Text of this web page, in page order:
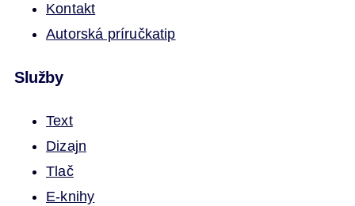
Kontakt
Autorská príručkatip
Služby
Text
Dizajn
Tlač
E-knihy